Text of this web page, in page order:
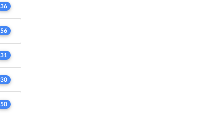
36
56
31
30
50